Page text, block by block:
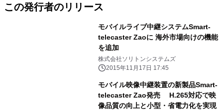
この発行者のリリース
モバイルライブ中継システムSmart-
telecaster Zaoに 海外市場向けの機能
を追加
株式会社ソリトンシステムズ
2015年11月17日 17:45
モバイル映像中継装置の新製品Smart-
telecaster Zao発売 H.265対応で映
像品質の向上と小型・省電力化を実現